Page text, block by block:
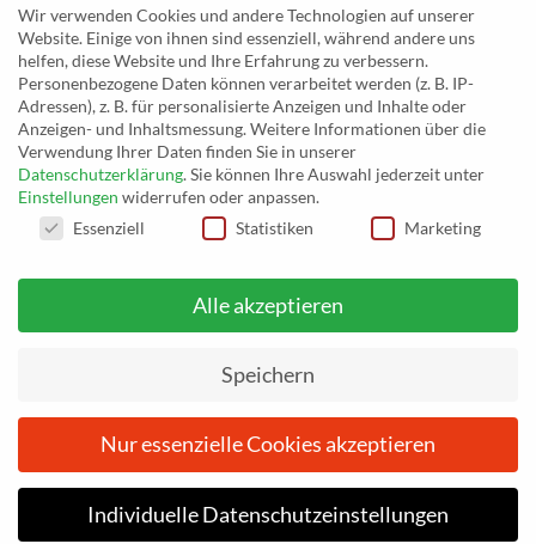
26. Juni 2026bis einschließlich3. Juli 2026befinden wir
26. Juni 2026bis einschließlich3. Juli 2026befinden wir
Inh. Rolf Eggert
Paulstraße 2a
19249 Lübtheen
Telefon: +493885551353
E-Mail:
musikhaus@musiceggert.de
PayPal E-Mail:info@musiceggert.de
auf musikhaus.musiceggert.de.
IMPRESSUM DATENSCHUTZERKLÄRUNG
AGB
ZAHLUNGSARTEN
WIDERRUFSBELEHRUNG
26. Juni 2026bis einschließlich3. Juli 2026befinden wir
uns im Urlaub. Ihre Bestellungen werden nach dem 3. Juli 2026
bearbeitet. Wir bitten um Verständnis.
Wir verwenden Cookies und andere Technologien auf unserer
Website. Einige von ihnen sind essenziell, während andere uns
helfen, diese Website und Ihre Erfahrung zu verbessern.
Personenbezogene Daten können verarbeitet werden (z. B. IP-
Adressen), z. B. für personalisierte Anzeigen und Inhalte oder
Anzeigen- und Inhaltsmessung.Weitere Informationen über die
Verwendung Ihrer Daten finden Sie in unserer
Datenschutzerklärung.Sie können Ihre Auswahl jederzeit unter
Einstellungen widerrufen oder anpassen.
DATENSCHUTZEINSTELLUNGEN
Essenziell Statistiken Marketing
Alle akzeptieren
Speichern
Nur essenzielle Cookies akzeptieren
Individuelle Datenschutzeinstellungen